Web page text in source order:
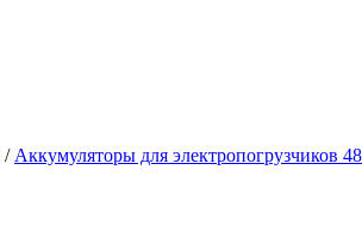
/ Аккумуляторы для электропогрузчиков